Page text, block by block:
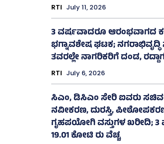
RTI July 11, 2026
3 ವರ್ಷವಾದರೂ ಆರಂಭವಾಗದ
ಭಗ್ನಾವಶೇಷ ಘಟಕ;
ತವರಲ್ಲೇ ನಾಗರಿಕರಿಗೆ ದಂಡ,
RTI July 6, 2026
ಸಿಎಂ, ಡಿಸಿಎಂ ಸೇರಿ ಐವರು
ನವೀಕರಣ, ದುರಸ್ತಿ,
ಗೃಹಪಯೋಗಿ ವಸ್ತುಗಳ ಖರೀದಿ; 3
19.01 ಕೋಟಿ ರು ವೆಚ್ಚ